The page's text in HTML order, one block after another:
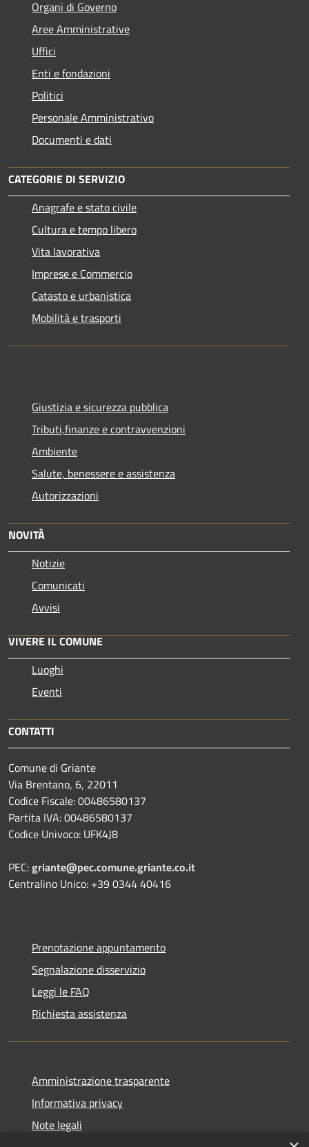
Organi di Governo
Aree Amministrative
Uffici
Enti e fondazioni
Politici
Personale Amministrativo
Documenti e dati
CATEGORIE DI SERVIZIO
Anagrafe e stato civile
Cultura e tempo libero
Vita lavorativa
Imprese e Commercio
Catasto e urbanistica
Mobilità e trasporti
Giustizia e sicurezza pubblica
Tributi,finanze e contravvenzioni
Ambiente
Salute, benessere e assistenza
Autorizzazioni
NOVITÀ
Notizie
Comunicati
Avvisi
VIVERE IL COMUNE
Luoghi
Eventi
CONTATTI
Comune di Griante
Via Brentano, 6, 22011
Codice Fiscale: 00486580137
Partita IVA: 00486580137
Codice Univoco: UFK4J8
PEC:griante@pec.comune.griante.co.it
Centralino Unico: +39 0344 40416
Prenotazione appuntamento
Segnalazione disservizio
Leggi le FAQ
Richiesta assistenza
Amministrazione trasparente
Informativa privacy
Note legali